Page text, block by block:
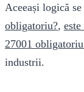
Aceeași logică
obligatoriu?,
27001
industrii.